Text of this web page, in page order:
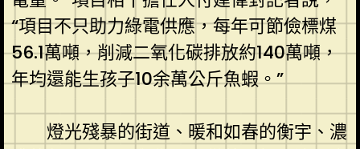
“項目不只助力綠電供應，每年可節儉標煤
56.1萬噸，削減二氧化碳排放約140萬噸，
年均還能生孩子10余萬公斤魚蝦。”
燈光殘暴的街道、暖和如春的衡宇、濃